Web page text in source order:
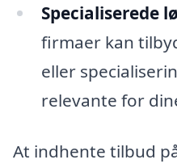
Specialiserede
firmaer kan
eller
relevante for
At indhente tilbud